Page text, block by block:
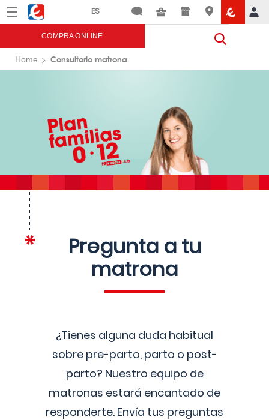
Menú Eroski
COMPRA ONLINE
Home Consultorio matrona
Pregunta a tu
matrona
¿Tienes alguna duda habitual
sobre pre-parto, parto o post-
parto? Nuestro equipo de
matronas estará encantado de
responderte. Envía tus preguntas